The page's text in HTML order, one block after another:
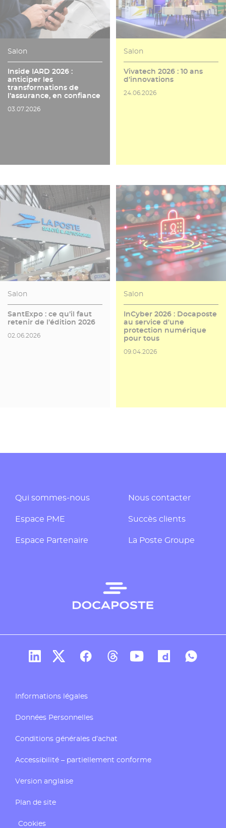
Salon
Inside IARD 2026 :
anticiper les
transformations de
l’assurance, en confiance
Date de publication
03.07.2026
Salon
Vivatech 2026 : 10 ans
d’innovations
Date de publication
24.06.2026
Salon
SantExpo : ce qu’il faut
retenir de l’édition 2026
Date de publication
02.06.2026
Salon
InCyber 2026 : Docaposte
au service d'une
protection numérique
pour tous
Date de publication
09.04.2026
Qui sommes-nous
Espace PME
Espace Partenaire
Nous contacter
Succès clients
La Poste Groupe
Compte Linkedin de Docaposte
Compte X de Docaposte
Compte Facebook de Docaposte
Compte Threads de
Compte Youtube de
CompteCompte
Informations légales
Données Personnelles
Conditions générales d’achat
Accessibilité – partiellement conforme
Version anglaise
Plan de site
Cookies